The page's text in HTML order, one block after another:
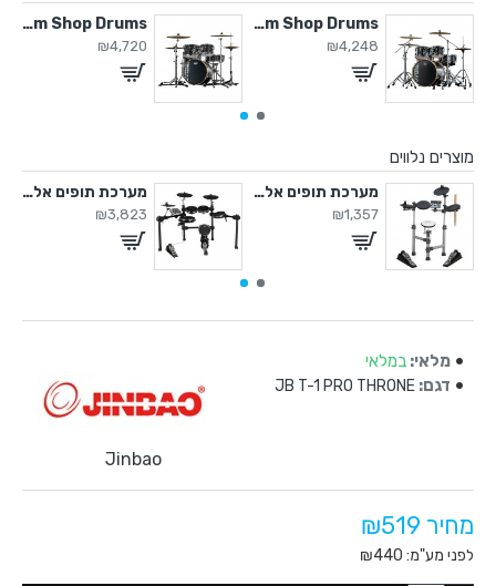
Custom Shop Drums
₪4,248
Custom Shop Drums
₪4,720
מוצרים נלווים
מערכת תופים אלקטרוניים
₪1,357
מערכת תופים אלקטרונית
₪3,823
מלאי: במלאי
דגם: JB T-1 PRO THRONE
Jinbao
מחיר ₪519
לפני מע"מ: ₪440